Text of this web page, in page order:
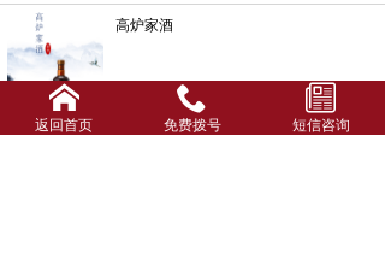
高炉家酒
酒箱酒盒系列
返回首页 免费拨号 短信咨询